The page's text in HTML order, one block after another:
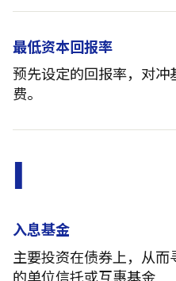
最低资本回报率
预先设定的回报率，对
费。
I
入息基金
主要投资在债券上，从
的单位信托或互惠基金